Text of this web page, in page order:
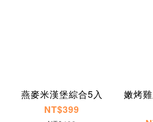
燕麥米漢堡綜合5入
NT$399
嫩烤